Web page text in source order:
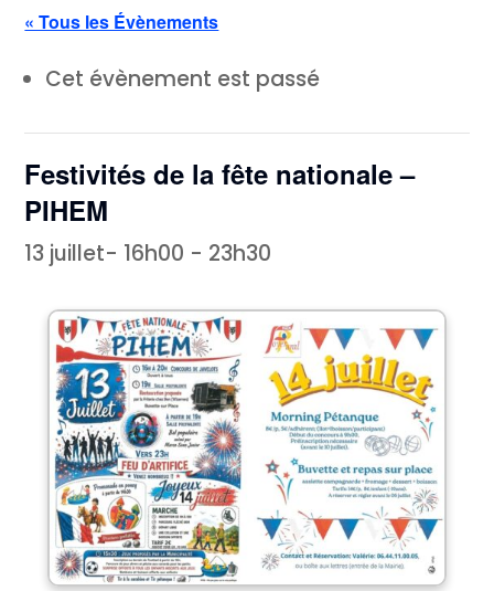
« Tous les Évènements
Cet évènement est passé
Festivités de la fête nationale –
PIHEM
13 juillet- 16h00 - 23h30